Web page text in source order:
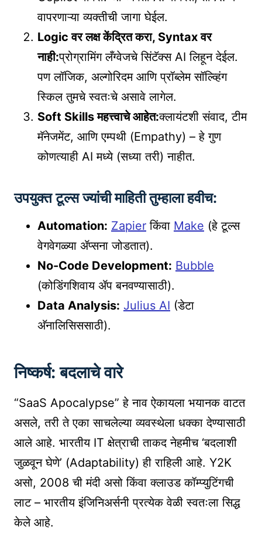
वापरणाऱ्या व्यक्तीची जागा घेईल.
Logic वर लक्ष केंद्रित करा, Syntax वर
नाही:प्रोग्रामिंग लँग्वेजचे सिंटॅक्स AI लिहून देईल.
पण लॉजिक, अल्गोरिदम आणि प्रॉब्लेम सॉल्व्हिंग
स्किल तुमचे स्वतःचे असावे लागेल.
Soft Skills महत्त्वाचे आहेत:क्लायंटशी संवाद, टीम
मॅनेजमेंट, आणि एम्पथी (Empathy) – हे गुण
कोणत्याही AI मध्ये (सध्या तरी) नाहीत.
उपयुक्त टूल्स ज्यांची माहिती तुम्हाला हवीच:
Automation: Zapier किंवा Make (हे टूल्स
वेगवेगळ्या ॲप्सना जोडतात).
No-Code Development: Bubble
(कोडिंगशिवाय ॲप बनवण्यासाठी).
Data Analysis: Julius AI (डेटा
अ‍ॅनालिसिससाठी).
निष्कर्ष: बदलाचे वारे
“SaaS Apocalypse” हे नाव ऐकायला भयानक वाटत
असले, तरी ते एका साचलेल्या व्यवस्थेला धक्का देण्यासाठी
आले आहे. भारतीय IT क्षेत्राची ताकद नेहमीच ‘बदलाशी
जुळवून घेणे’ (Adaptability) ही राहिली आहे. Y2K
असो, 2008 ची मंदी असो किंवा क्लाउड कॉम्प्युटिंगची
लाट – भारतीय इंजिनिअर्सनी प्रत्येक वेळी स्वतःला सिद्ध
केले आहे.